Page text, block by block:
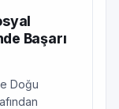
Başarı
Doğu